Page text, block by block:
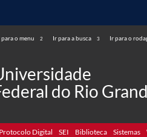
para o menu 2 Ir para a busca 3 Ir para o
do Rio
Protocolo Digital SEI Biblioteca Sistemas